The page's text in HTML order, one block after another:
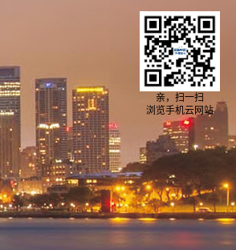
亲，扫一扫
浏览手机云网站